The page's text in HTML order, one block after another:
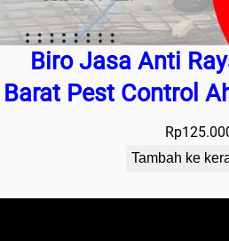
Biro Jasa Anti
Barat Pest Control
Rp
Tambah ke